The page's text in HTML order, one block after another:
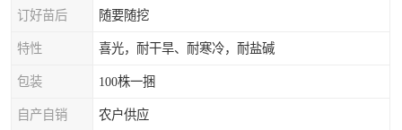
订好苗后 随要随挖
特性 喜光，耐干旱、耐寒冷，耐盐碱
包装 100株一捆
自产自销 农户供应